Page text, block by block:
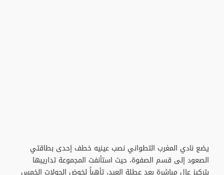
يضع نادي المغرب التطواني نصب عينيه خطف إحدى بطاقتي
الصعود إلى قسم الصفوة، حيث استأنفت المجموعة تداريبها
بتركيز عالٍ مباشرة بعد عطلة العيد، تأهباً لخوض الجولات الخمس